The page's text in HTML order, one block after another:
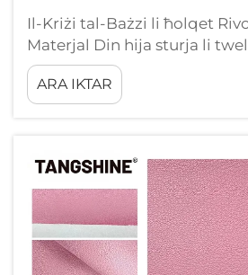
Il-Kriżi tal-Bażzi li ħolqet
Materjal Din hija sturja li
tal-biżka. Ħabib li kien
ta’ oġġetti bil-lether, darba
faċilta tal-produzzjoni
ARA IKTAR